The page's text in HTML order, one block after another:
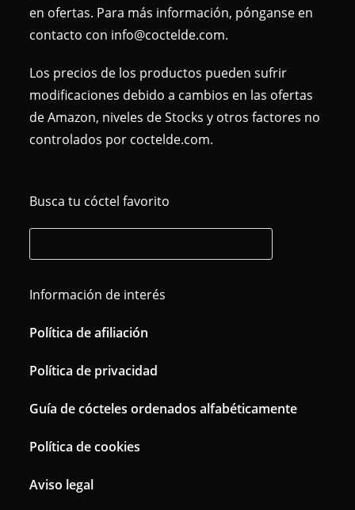
en ofertas. Para más información, pónganse en
contacto con info@coctelde.com.
Los precios de los productos pueden sufrir
modificaciones debido a cambios en las ofertas
de Amazon, niveles de Stocks y otros factores no
controlados por coctelde.com.
Busca tu cóctel favorito
Información de interés
Política de afiliación
Política de privacidad
Guía de cócteles ordenados alfabéticamente
Política de cookies
Aviso legal